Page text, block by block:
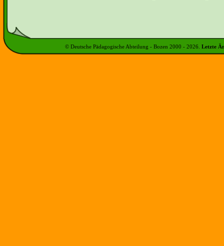
© Deutsche Pädagogische Abteilung - Bozen 2000 - 2026 Letzte